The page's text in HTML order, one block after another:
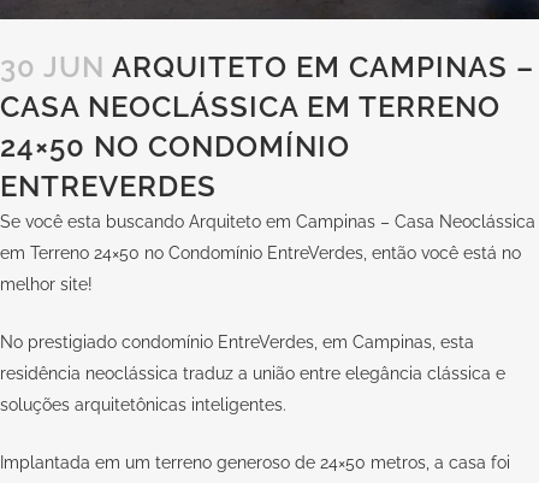
30 JUN ARQUITETO EM CAMPINAS –
CASA NEOCLÁSSICA EM TERRENO
24×50 NO CONDOMÍNIO
ENTREVERDES
Se você esta buscando Arquiteto em Campinas – Casa Neoclássica
em Terreno 24×50 no Condomínio EntreVerdes, então você está no
melhor site!
No prestigiado condomínio EntreVerdes, em Campinas, esta
residência neoclássica traduz a união entre elegância clássica e
soluções arquitetônicas inteligentes.
Implantada em um terreno generoso de 24×50 metros, a casa foi